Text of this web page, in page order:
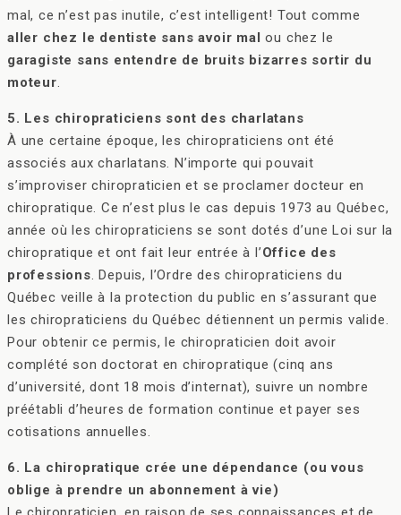
mal, ce n’est pas inutile, c’est intelligent! Tout comme
aller chez le dentiste sans avoir mal ou chez le
garagiste sans entendre de bruits bizarres sortir du
moteur.
5. Les chiropraticiens sont des charlatans
À une certaine époque, les chiropraticiens ont été
associés aux charlatans. N’importe qui pouvait
s’improviser chiropraticien et se proclamer docteur en
chiropratique. Ce n’est plus le cas depuis 1973 au Québec,
année où les chiropraticiens se sont dotés d’une Loi sur la
chiropratique et ont fait leur entrée à l’Office des
professions. Depuis, l’Ordre des chiropraticiens du
Québec veille à la protection du public en s’assurant que
les chiropraticiens du Québec détiennent un permis valide.
Pour obtenir ce permis, le chiropraticien doit avoir
complété son doctorat en chiropratique (cinq ans
d’université, dont 18 mois d’internat), suivre un nombre
préétabli d’heures de formation continue et payer ses
cotisations annuelles.
6. La chiropratique crée une dépendance (ou vous
oblige à prendre un abonnement à vie)